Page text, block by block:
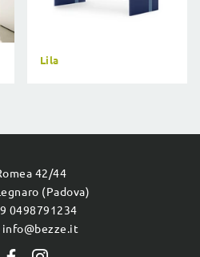
Lila
42/44
(Padova)
0498791234
info@bezze.it